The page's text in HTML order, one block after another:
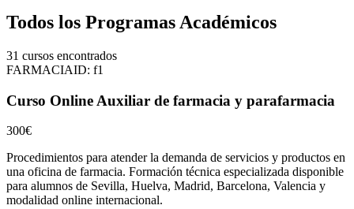
Todos los Programas Académicos
31 cursos encontrados
FARMACIAID: f1
Curso Online Auxiliar de farmacia y parafarmacia
300€
Procedimientos para atender la demanda de servicios y productos en
una oficina de farmacia. Formación técnica especializada disponible
para alumnos de Sevilla, Huelva, Madrid, Barcelona, Valencia y
modalidad online internacional.